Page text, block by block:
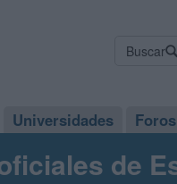
Buscar
Universidades Foros
de